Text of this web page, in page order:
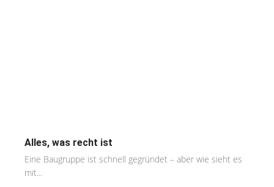
Alles, was recht ist
Eine Baugruppe ist schnell gegründet – aber wie sieht es
mit...